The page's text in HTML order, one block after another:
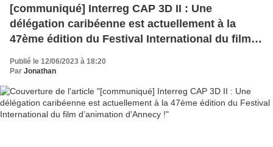
[communiqué] Interreg CAP 3D II : Une
délégation caribéenne est actuellement à la
47ème édition du Festival International du film
Publié le 12/06/2023 à 18:20
Par Jonathan